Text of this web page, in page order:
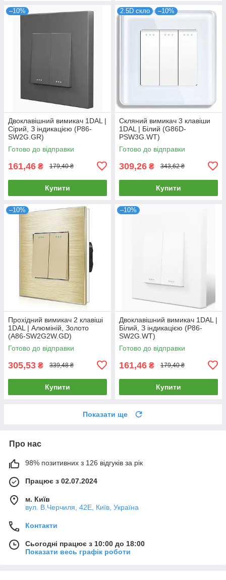
–10%
Двоклавішний вимикач 1DAL |
Сірий, З індикацією (P86-
SW2G.GR)
Готово до відправки
161,46 ₴ 179,40 ₴
Купити
2.5D скло –10%
Скляний вимикач 3 клавіши
1DAL | Білий (G86D-
PSW3G.WT)
Готово до відправки
309,26 ₴ 343,62 ₴
Купити
–10%
Прохідний вимикач 2 клавіші
1DAL | Алюміній, Золото
(A86-SW2G2W.GD)
Готово до відправки
305,53 ₴ 339,48 ₴
Купити
–10%
Двоклавішний вимикач 1DAL |
Білий, З індикацією (P86-
SW2G.WT)
Готово до відправки
161,46 ₴ 179,40 ₴
Купити
Показати ще
Про нас
98% позитивних з 126 відгуків за рік
Працює з 02.07.2024
м. Київ
вул. В.Черчиля, 42Е, Київ, Україна
Контакти
Сьогодні працює з 10:00 до 18:00
Показати весь графік роботи